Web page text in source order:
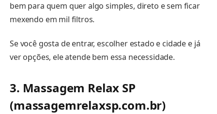
bem para quem quer algo simples, direto e sem ficar
mexendo em mil filtros.
Se você gosta de entrar, escolher estado e cidade e já
ver opções, ele atende bem essa necessidade.
3. Massagem Relax SP
(massagemrelaxsp.com.br)